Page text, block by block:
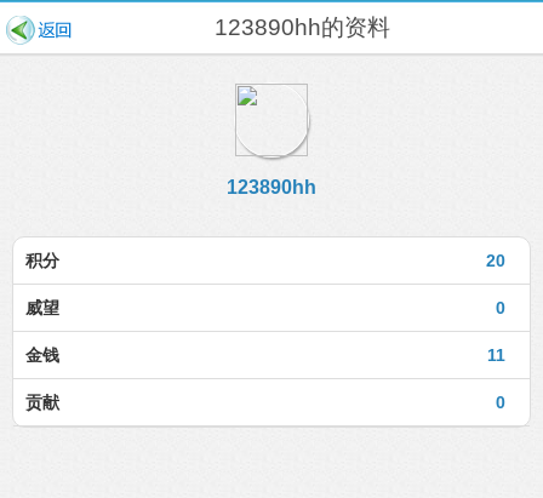
123890hh的资料
123890hh
20
积分
0
威望
11
金钱
0
贡献